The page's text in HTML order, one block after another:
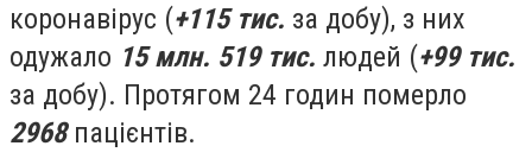
коронавірус (+115 тис. за добу), з них
одужало 15 млн. 519 тис. людей (+99 тис.
за добу). Протягом 24 годин померло
2968пацієнтів.